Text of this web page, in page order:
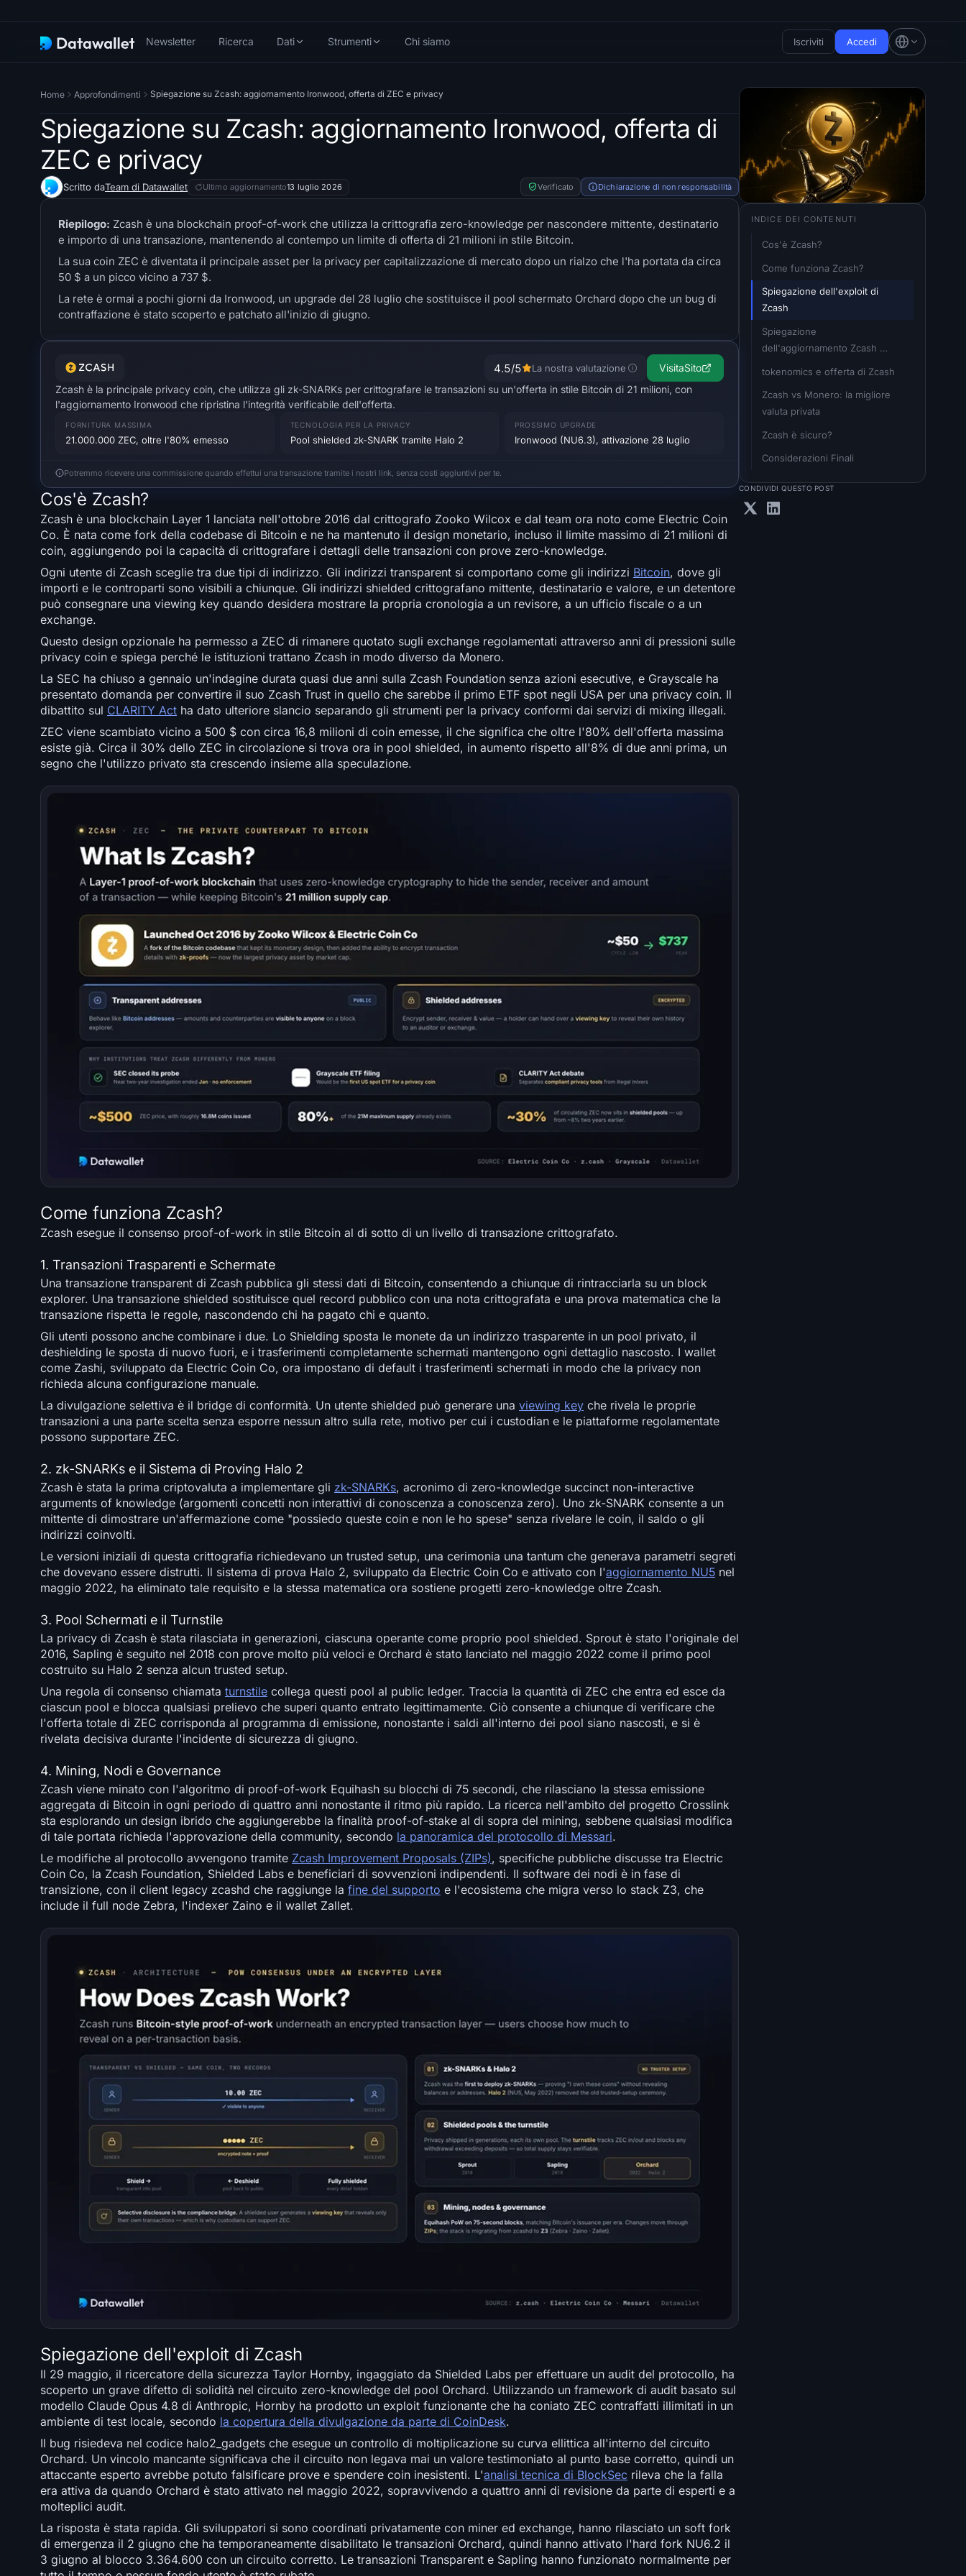
Newsletter Ricerca Dati Strumenti Chi siamo Iscriviti Accedi
Home Approfondimenti Spiegazione su Zcash: aggiornamento Ironwood, offerta di ZEC e privacy
Spiegazione su Zcash: aggiornamento Ironwood, offerta di
ZEC e privacy
Scritto daTeam di Datawallet Ultimo aggiornamento13 luglio 2026 Verificato Dichiarazione di non responsabilità
Riepilogo: Zcash è una blockchain proof-of-work che utilizza la crittografia zero-knowledge per nascondere mittente, destinatario
e importo di una transazione, mantenendo al contempo un limite di offerta di 21 milioni in stile Bitcoin.
La sua coin ZEC è diventata il principale asset per la privacy per capitalizzazione di mercato dopo un rialzo che l'ha portata da circa
50 $ a un picco vicino a 737 $.
La rete è ormai a pochi giorni da Ironwood, un upgrade del 28 luglio che sostituisce il pool schermato Orchard dopo che un bug di
contraffazione è stato scoperto e patchato all'inizio di giugno.
4.5/5 La nostra valutazione VisitaSito
Zcash è la principale privacy coin, che utilizza gli zk-SNARKs per crittografare le transazioni su un'offerta in stile Bitcoin di 21 milioni, con
l'aggiornamento Ironwood che ripristina l'integrità verificabile dell'offerta.
FORNITURA MASSIMA
21.000.000 ZEC, oltre l'80% emesso
TECNOLOGIA PER LA PRIVACY
Pool shielded zk-SNARK tramite Halo 2
PROSSIMO UPGRADE
Ironwood (NU6.3), attivazione 28 luglio
Potremmo ricevere una commissione quando effettui una transazione tramite i nostri link, senza costi aggiuntivi per te.
Cos'è Zcash?
Zcash è una blockchain Layer 1 lanciata nell'ottobre 2016 dal crittografo Zooko Wilcox e dal team ora noto come Electric Coin
Co. È nata come fork della codebase di Bitcoin e ne ha mantenuto il design monetario, incluso il limite massimo di 21 milioni di
coin, aggiungendo poi la capacità di crittografare i dettagli delle transazioni con prove zero-knowledge.
Ogni utente di Zcash sceglie tra due tipi di indirizzo. Gli indirizzi transparent si comportano come gli indirizzi Bitcoin, dove gli
importi e le controparti sono visibili a chiunque. Gli indirizzi shielded crittografano mittente, destinatario e valore, e un detentore
può consegnare una viewing key quando desidera mostrare la propria cronologia a un revisore, a un ufficio fiscale o a un
exchange.
Questo design opzionale ha permesso a ZEC di rimanere quotato sugli exchange regolamentati attraverso anni di pressioni sulle
privacy coin e spiega perché le istituzioni trattano Zcash in modo diverso da Monero.
La SEC ha chiuso a gennaio un'indagine durata quasi due anni sulla Zcash Foundation senza azioni esecutive, e Grayscale ha
presentato domanda per convertire il suo Zcash Trust in quello che sarebbe il primo ETF spot negli USA per una privacy coin. Il
dibattito sul CLARITY Act ha dato ulteriore slancio separando gli strumenti per la privacy conformi dai servizi di mixing illegali.
ZEC viene scambiato vicino a 500 $ con circa 16,8 milioni di coin emesse, il che significa che oltre l'80% dell'offerta massima
esiste già. Circa il 30% dello ZEC in circolazione si trova ora in pool shielded, in aumento rispetto all'8% di due anni prima, un
segno che l'utilizzo privato sta crescendo insieme alla speculazione.
Come funziona Zcash?
Zcash esegue il consenso proof-of-work in stile Bitcoin al di sotto di un livello di transazione crittografato.
1. Transazioni Trasparenti e Schermate
Una transazione transparent di Zcash pubblica gli stessi dati di Bitcoin, consentendo a chiunque di rintracciarla su un block
explorer. Una transazione shielded sostituisce quel record pubblico con una nota crittografata e una prova matematica che la
transazione rispetta le regole, nascondendo chi ha pagato chi e quanto.
Gli utenti possono anche combinare i due. Lo Shielding sposta le monete da un indirizzo trasparente in un pool privato, il
deshielding le sposta di nuovo fuori, e i trasferimenti completamente schermati mantengono ogni dettaglio nascosto. I wallet
come Zashi, sviluppato da Electric Coin Co, ora impostano di default i trasferimenti schermati in modo che la privacy non
richieda alcuna configurazione manuale.
La divulgazione selettiva è il bridge di conformità. Un utente shielded può generare una viewing key che rivela le proprie
transazioni a una parte scelta senza esporre nessun altro sulla rete, motivo per cui i custodian e le piattaforme regolamentate
possono supportare ZEC.
2. zk-SNARKs e il Sistema di Proving Halo 2
Zcash è stata la prima criptovaluta a implementare gli zk-SNARKs, acronimo di zero-knowledge succinct non-interactive
arguments of knowledge (argomenti concetti non interattivi di conoscenza a conoscenza zero). Uno zk-SNARK consente a un
mittente di dimostrare un'affermazione come "possiedo queste coin e non le ho spese" senza rivelare le coin, il saldo o gli
indirizzi coinvolti.
Le versioni iniziali di questa crittografia richiedevano un trusted setup, una cerimonia una tantum che generava parametri segreti
che dovevano essere distrutti. Il sistema di prova Halo 2, sviluppato da Electric Coin Co e attivato con l'aggiornamento NU5 nel
maggio 2022, ha eliminato tale requisito e la stessa matematica ora sostiene progetti zero-knowledge oltre Zcash.
3. Pool Schermati e il Turnstile
La privacy di Zcash è stata rilasciata in generazioni, ciascuna operante come proprio pool shielded. Sprout è stato l'originale del
2016, Sapling è seguito nel 2018 con prove molto più veloci e Orchard è stato lanciato nel maggio 2022 come il primo pool
costruito su Halo 2 senza alcun trusted setup.
Una regola di consenso chiamata turnstile collega questi pool al public ledger. Traccia la quantità di ZEC che entra ed esce da
ciascun pool e blocca qualsiasi prelievo che superi quanto entrato legittimamente. Ciò consente a chiunque di verificare che
l'offerta totale di ZEC corrisponda al programma di emissione, nonostante i saldi all'interno dei pool siano nascosti, e si è
rivelata decisiva durante l'incidente di sicurezza di giugno.
4. Mining, Nodi e Governance
Zcash viene minato con l'algoritmo di proof-of-work Equihash su blocchi di 75 secondi, che rilasciano la stessa emissione
aggregata di Bitcoin in ogni periodo di quattro anni nonostante il ritmo più rapido. La ricerca nell'ambito del progetto Crosslink
sta esplorando un design ibrido che aggiungerebbe la finalità proof-of-stake al di sopra del mining, sebbene qualsiasi modifica
di tale portata richieda l'approvazione della community, secondo la panoramica del protocollo di Messari.
Le modifiche al protocollo avvengono tramite Zcash Improvement Proposals (ZIPs), specifiche pubbliche discusse tra Electric
Coin Co, la Zcash Foundation, Shielded Labs e beneficiari di sovvenzioni indipendenti. Il software dei nodi è in fase di
transizione, con il client legacy zcashd che raggiunge la fine del supporto e l'ecosistema che migra verso lo stack Z3, che
include il full node Zebra, l'indexer Zaino e il wallet Zallet.
Spiegazione dell'exploit di Zcash
Il 29 maggio, il ricercatore della sicurezza Taylor Hornby, ingaggiato da Shielded Labs per effettuare un audit del protocollo, ha
scoperto un grave difetto di solidità nel circuito zero-knowledge del pool Orchard. Utilizzando un framework di audit basato sul
modello Claude Opus 4.8 di Anthropic, Hornby ha prodotto un exploit funzionante che ha coniato ZEC contraffatti illimitati in un
ambiente di test locale, secondo la copertura della divulgazione da parte di CoinDesk.
Il bug risiedeva nel codice halo2_gadgets che esegue un controllo di moltiplicazione su curva ellittica all'interno del circuito
Orchard. Un vincolo mancante significava che il circuito non legava mai un valore testimoniato al punto base corretto, quindi un
attaccante esperto avrebbe potuto falsificare prove e spendere coin inesistenti. L'analisi tecnica di BlockSec rileva che la falla
era attiva da quando Orchard è stato attivato nel maggio 2022, sopravvivendo a quattro anni di revisione da parte di esperti e a
molteplici audit.
La risposta è stata rapida. Gli sviluppatori si sono coordinati privatamente con miner ed exchange, hanno rilasciato un soft fork
di emergenza il 2 giugno che ha temporaneamente disabilitato le transazioni Orchard, quindi hanno attivato l'hard fork NU6.2 il
3 giugno al blocco 3.364.600 con un circuito corretto. Le transazioni Transparent e Sapling hanno funzionato normalmente per
INDICE DEI CONTENUTI
Cos'è Zcash?
Come funziona Zcash?
Spiegazione dell'exploit di
Zcash
Spiegazione
dell'aggiornamento Zcash
tokenomics e offerta di Zcash
Zcash vs Monero: la migliore
valuta privata
Zcash è sicuro?
Considerazioni Finali
CONDIVIDI QUESTO POST